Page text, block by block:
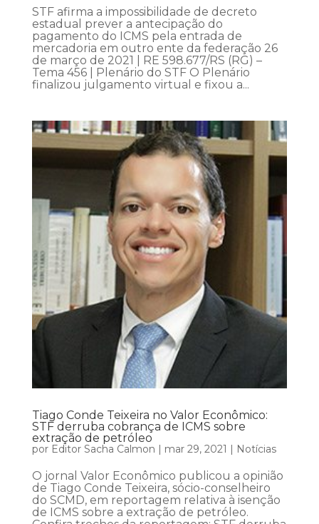
STF afirma a impossibilidade de decreto
estadual prever a antecipação do
pagamento do ICMS pela entrada de
mercadoria em outro ente da federação 26
de março de 2021 | RE 598.677/RS (RG) –
Tema 456 | Plenário do STF O Plenário
finalizou julgamento virtual e fixou a...
Tiago Conde Teixeira no Valor Econômico:
STF derruba cobrança de ICMS sobre
extração de petróleo
por Editor Sacha Calmon mar 29, 2021 Notícias
O jornal Valor Econômico publicou a opinião
de Tiago Conde Teixeira, sócio-conselheiro
do SCMD, em reportagem relativa à isenção
de ICMS sobre a extração de petróleo.